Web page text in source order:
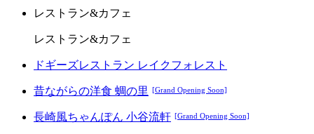
レストラン&カフェ
レストラン&カフェ
ドギーズレストラン レイクフォレスト
昔ながらの洋食 蜩の里 [Grand Opening Soon]
長崎風ちゃんぽん 小谷流軒 [Grand Opening Soon]